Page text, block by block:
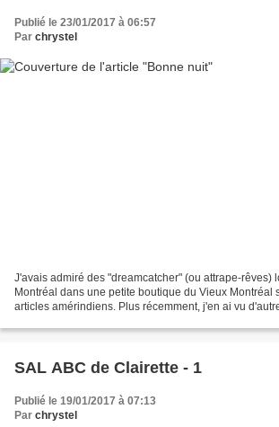
Publié le 23/01/2017 à 06:57
Par chrystel
J'avais admiré des "dreamcatcher" (ou attrape-rêves)
Montréal dans une petite boutique du Vieux Montréal
articles amérindiens. Plus récemment, j'en ai vu
SAL ABC de Clairette - 1
Publié le 19/01/2017 à 07:13
Par chrystel